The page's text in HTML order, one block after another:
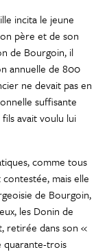
incita le jeune
père et de son
de Bourgoin, il
annuelle de 800
ne devait pas en
suffisante
avait voulu lui
comme tous
mais elle
de Bourgoin,
les Donin de
retirée dans son «
quarante-trois